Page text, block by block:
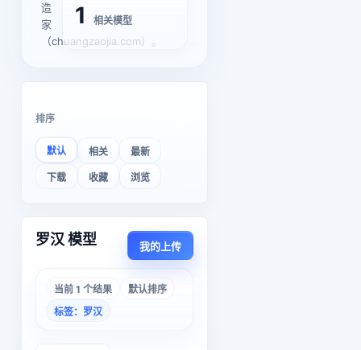
造
家
（chuangzaojia.com）。
1 相关模型
排序
默认 相关 最新
下载 收藏 浏览
罗汉 模型 我的上传
当前 1 个结果
默认排序
标签：罗汉